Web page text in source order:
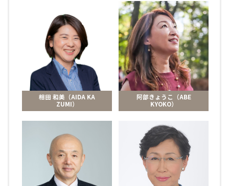
相田 和美（AIDA KA
ZUMI）
阿部きょうこ（ABE
KYOKO）